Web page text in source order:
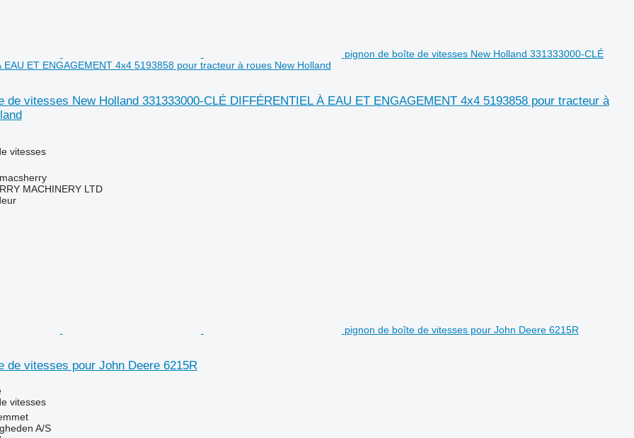
pignon de boîte de vitesses New Holland 331333000-CLÉ
EAU ET ENGAGEMENT 4x4 5193858 pour tracteur à roues New Holland
de vitesses New Holland 331333000-CLÉ DIFFÉRENTIEL À EAU ET ENGAGEMENT 4x4 5193858 pour tracteur à
vitesses
MACHINERY LTD
pignon de boîte de vitesses pour John Deere 6215R
de vitesses pour John Deere 6215R
vitesses
A/S